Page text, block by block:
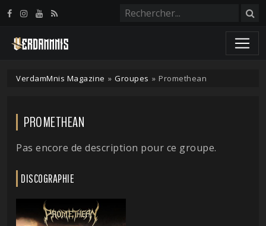
VerdamMnis Magazine » Groupes » Promethean
PROMETHEAN
Pas encore de description pour ce groupe.
DISCOGRAPHIE
Panneau de gestion des cookies